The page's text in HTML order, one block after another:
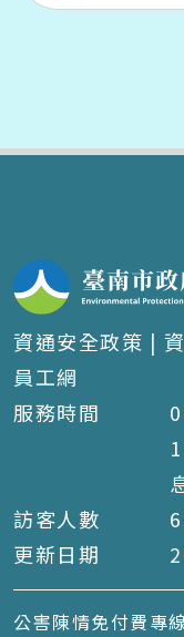
資通安全政策 |
員工網
服務時間
訪客人數
更新日期
公害陳情免付費專